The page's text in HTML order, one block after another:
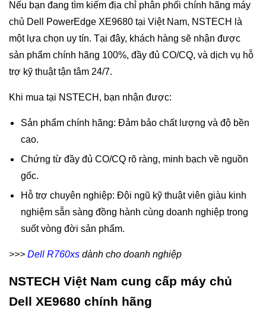
Nếu bạn đang tìm kiếm địa chỉ phân phối chính hãng máy
chủ Dell PowerEdge XE9680 tại Việt Nam, NSTECH là
một lựa chọn uy tín. Tại đây, khách hàng sẽ nhận được
sản phẩm chính hãng 100%, đầy đủ CO/CQ, và dịch vụ hỗ
trợ kỹ thuật tận tâm 24/7.
Khi mua tại NSTECH, bạn nhận được:
Sản phẩm chính hãng: Đảm bảo chất lượng và độ bền
cao.
Chứng từ đầy đủ CO/CQ rõ ràng, minh bạch về nguồn
gốc.
Hỗ trợ chuyên nghiệp: Đội ngũ kỹ thuật viên giàu kinh
nghiệm sẵn sàng đồng hành cùng doanh nghiệp trong
suốt vòng đời sản phẩm.
>>> Dell R760xs dành cho doanh nghiệp
NSTECH Việt Nam cung cấp máy chủ
Dell XE9680 chính hãng